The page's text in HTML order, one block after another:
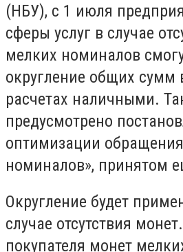
(НБУ), с 1 июля
сферы услуг в случае
мелких номиналов
округление общих сумм
расчетах наличными.
предусмотрено
оптимизации
номиналов», принятом
Округление будет
случае отсутствия
покупателя монет